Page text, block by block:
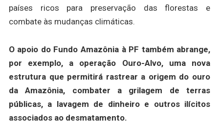
países ricos para preservação das florestas e
combate às mudanças climáticas.
O apoio do Fundo Amazônia à PF também abrange,
por exemplo, a operação Ouro-Alvo, uma nova
estrutura que permitirá rastrear a origem do ouro
da Amazônia, combater a grilagem de terras
públicas, a lavagem de dinheiro e outros ilícitos
associados ao desmatamento.